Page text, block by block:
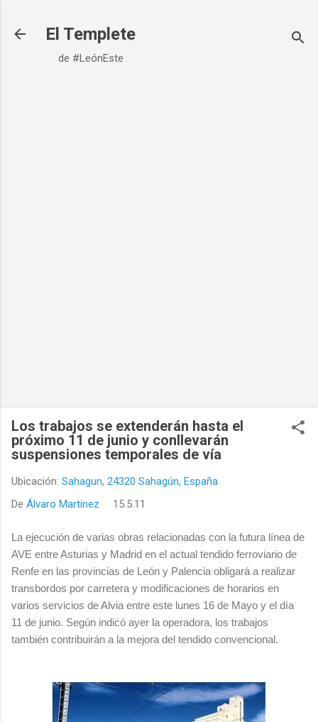
El Templete
de #LeónEste
Los trabajos se extenderán hasta el
próximo 11 de junio y conllevarán
suspensiones temporales de vía
Ubicación: Sahagun, 24320 Sahagún, España
De Álvaro Martínez 15.5.11
La ejecución de varias obras relacionadas con la futura línea de
AVE entre Asturias y Madrid en el actual tendido ferroviario de
Renfe en las provincias de León y Palencia obligará a realizar
transbordos por carretera y modificaciones de horarios en
varios servicios de Alvia entre este lunes 16 de Mayo y el día
11 de junio. Según indicó ayer la operadora, los trabajos
también contribuirán a la mejora del tendido convencional.